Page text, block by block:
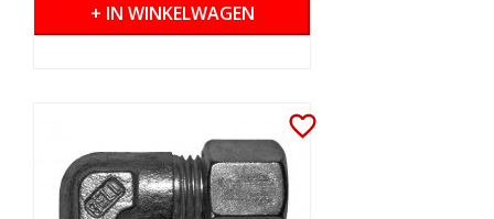
+ IN WINKELWAGEN
favorite_border